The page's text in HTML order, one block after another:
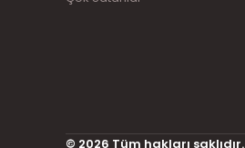
© 2026 Tüm hakları saklıdır.